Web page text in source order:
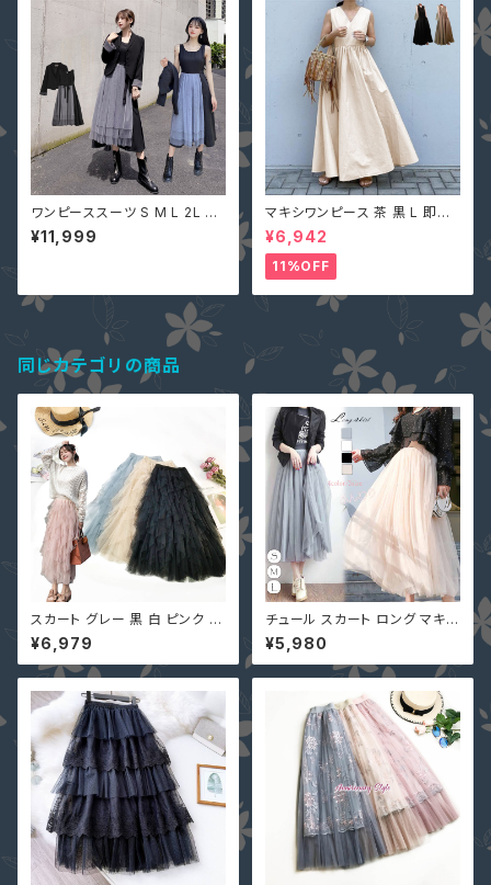
ワンピーススーツ S M L 2L 3L
4L 即納 黒 グレー 大人可愛い
セットアップ ぽっちゃり ジャケッ
¥11,999
マキシワンピース 茶 黒 L 即納
オフベージュレディース Vネック
nclq496 ロング ギャザー フレ
アー ノースリーブ 夏 森ガール
袖なし
¥6,942
11%OFF
同じカテゴリの商品
スカート グレー 黒 白 ピンク ベ
ージュ ボリューム感 フリルチュ
ール QY-13906 大人可愛い デ
ートコーデ レディース チュチュ
¥6,979
チュール スカート ロング マキシ
スカート ウエストゴム フレアス
カート 春夏 1GEYU-0016
¥5,980